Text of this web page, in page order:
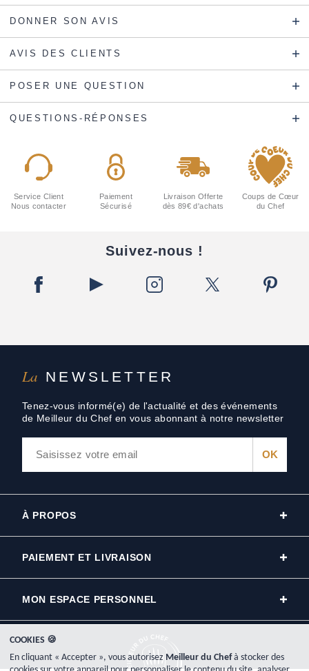
DONNER SON AVIS
AVIS DES CLIENTS
POSER UNE QUESTION
QUESTIONS-RÉPONSES
La NEWSLETTER
Tenez-vous informé(e) de l'actualité et des événements
de Meilleur du Chef en vous abonnant à notre newsletter
Service Client
Nous contacter
Paiement
Sécurisé
Livraison Offerte
dès 89€ d'achats
Coups de Cœur
du Chef
Suivez-nous !
À PROPOS
PAIEMENT ET LIVRAISON
MON ESPACE PERSONNEL
COOKIES 🍪
En cliquant « Accepter », vous autorisez Meilleur du Chefà stocker des